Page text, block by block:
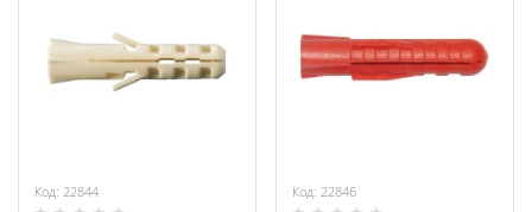
Код: 22844 Код: 22846